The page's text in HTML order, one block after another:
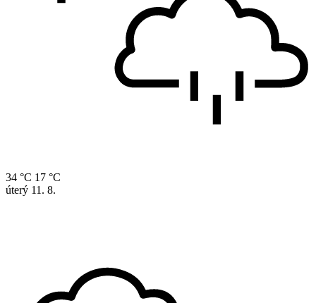
34 °C 17 °C
úterý 11. 8.